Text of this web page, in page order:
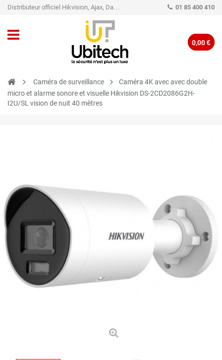
Distributeur officiel Hikvision, Ajax, Dahua, TP-Link - Caméra de vidéo surveillance - Alarme 01 85 400 410
0,00 €
Caméra de surveillance
Caméra 4K avec avec double
micro et alarme sonore et visuelle Hikvision DS-2CD2086G2H-
I2U/SL vision de nuit 40 mètres